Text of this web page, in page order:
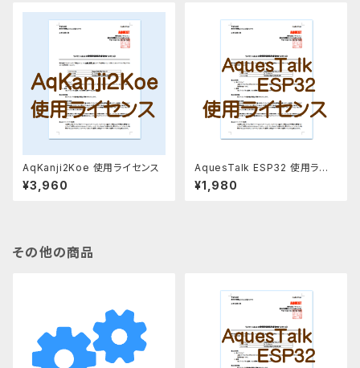
AqKanji2Koe 使用ライセンス
¥3,960
AquesTalk ESP32 使用ライ
センス
¥1,980
その他の商品